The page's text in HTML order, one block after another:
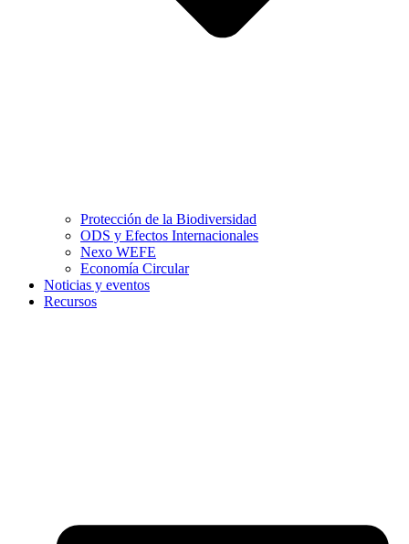
Protección de la Biodiversidad
ODS y Efectos Internacionales
Nexo WEFE
Economía Circular
Noticias y eventos
Recursos